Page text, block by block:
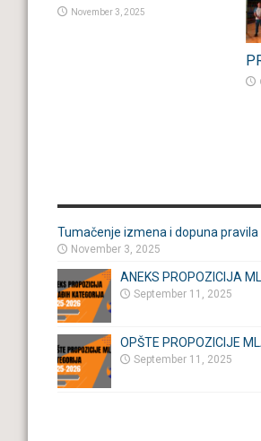
November 3, 2025
Tumačenje izmena i dopuna
November 3, 2025
ANEKS PROPOZICIJA
September 11, 2025
OPŠTE PROPOZICIJE
September 11, 2025